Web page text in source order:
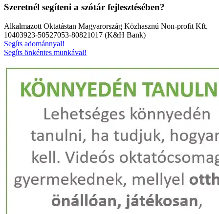
Szeretnél segíteni a szótár fejlesztésében?
Alkalmazott Oktatástan Magyarország Közhasznú Non-profit Kft.
10403923-50527053-80821017 (K&H Bank)
Segíts adománnyal!
Segíts önkéntes munkával!